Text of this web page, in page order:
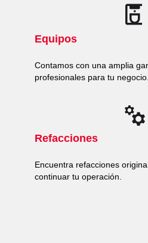
Equipos
Contamos con una amplia
profesionales para tu negocio.
Refacciones
Encuentra refacciones
continuar tu operación.